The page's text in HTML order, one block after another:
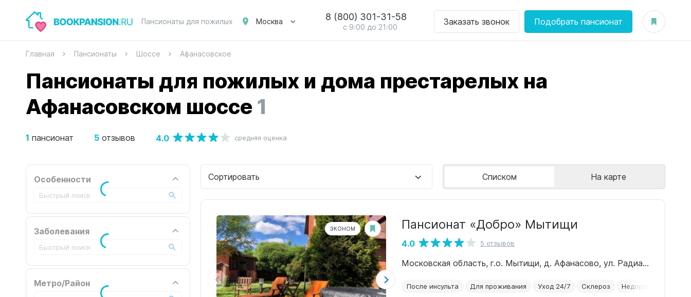
Пансионаты для пожилых Москва 8 (800) 301-31-58
с 9:00 до 21:00
Заказать звонок Подобрать пансионат
Главная Пансионаты Шоссе Афанасовское
Пансионаты для пожилых и дома престарелых на
Афанасовском шоссе1
1 пансионат 5 отзывов 4.0 средняя оценка
Особенности
Заболевания
Метро/Район
Сортировать Списком На карте
ЭКОНОМ Пансионат «Добро» Мытищи
4.0 5 отзывов
Московская область, г.о. Мытищи, д. Афанасово, ул. Радиальная 74
После инсульта Для проживания Уход 24/7 Склероз Недорогие